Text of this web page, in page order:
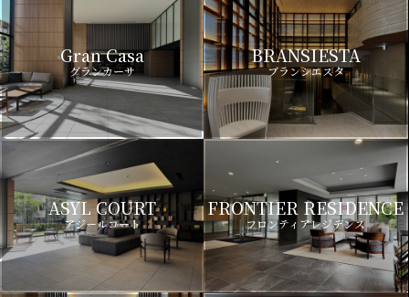
Gran Casa
グランカーサ
BRANSIESTA
ブランシエスタ
ASYL COURT
アジールコート
FRONTIER RESIDENCE
フロンティアレジデンス